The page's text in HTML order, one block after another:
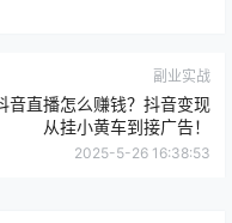
副业实战
音直播怎么赚钱？抖音变现
从挂小黄车到接广告！
2025-5-26 16:38:53